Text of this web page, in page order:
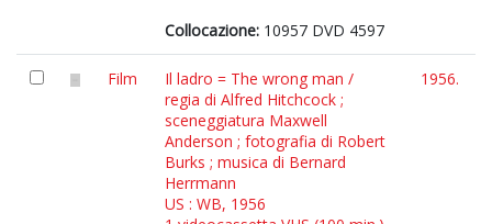
Collocazione: 10957 DVD 4597
Film
Il ladro = The wrong man /
regia di Alfred Hitchcock ;
sceneggiatura Maxwell
Anderson ; fotografia di Robert
Burks ; musica di Bernard
Herrmann
US : WB, 1956
1956.